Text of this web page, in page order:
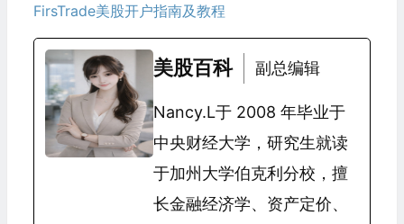
FirsTrade美股开户指南及教程
美股百科 副总编辑
Nancy.L于 2008 年毕业于
中央财经大学，研究生就读
于加州大学伯克利分校，擅
长金融经济学、资产定价、